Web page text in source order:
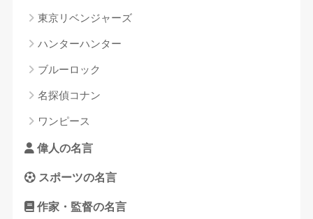
東京リベンジャーズ
ハンターハンター
ブルーロック
名探偵コナン
ワンピース
偉人の名言
スポーツの名言
作家・監督の名言